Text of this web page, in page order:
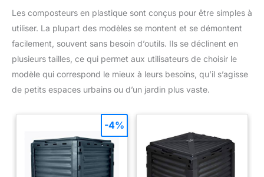
Les composteurs en plastique sont conçus pour être simples à
utiliser. La plupart des modèles se montent et se démontent
facilement, souvent sans besoin d’outils. Ils se déclinent en
plusieurs tailles, ce qui permet aux utilisateurs de choisir le
modèle qui correspond le mieux à leurs besoins, qu’il s’agisse
de petits espaces urbains ou d’un jardin plus vaste.
-4%